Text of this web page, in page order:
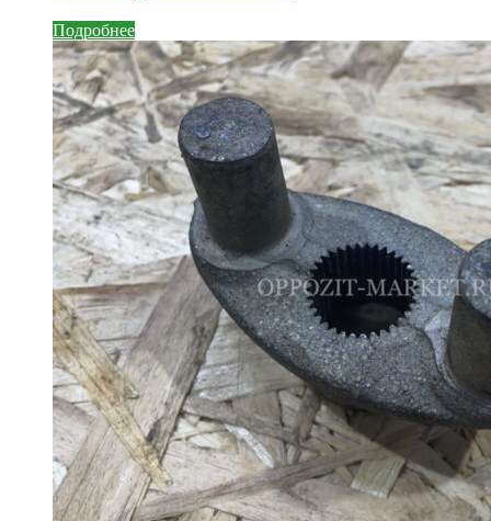
Подробнее